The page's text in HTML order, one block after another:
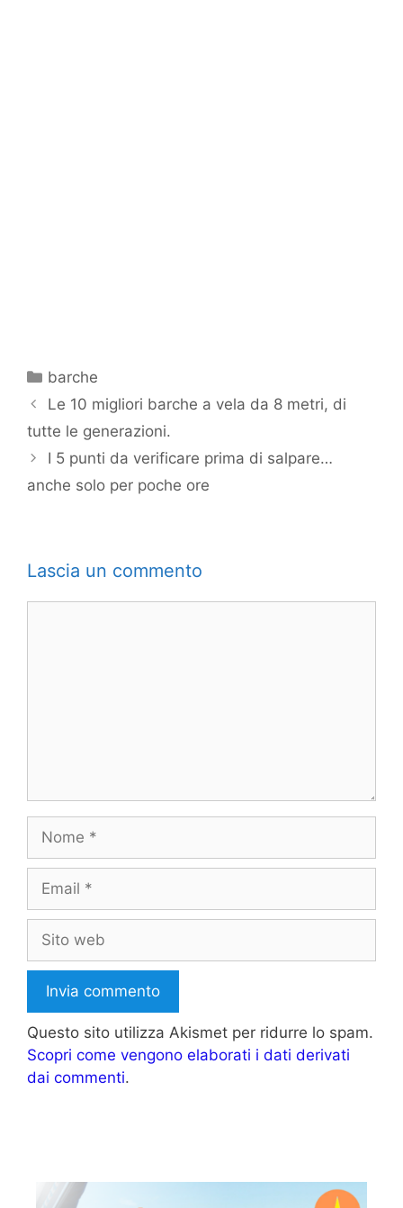
Categorie
barche
Le 10 migliori barche a vela da 8 metri, di
tutte le generazioni.
I 5 punti da verificare prima di salpare…
anche solo per poche ore
Lascia un commento
web
Questo sito utilizza Akismet per ridurre lo spam.
Scopri come vengono elaborati i dati derivati
dai commenti.